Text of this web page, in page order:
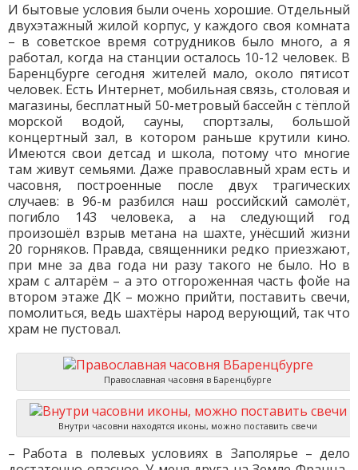
И бытовые условия были очень хорошие. Отдельный
двухэтажный жилой корпус, у каждого своя комната
– в советское время сотрудников было много, а я
работал, когда на станции осталось 10-12 человек. В
Баренцбурге сегодня жителей мало, около пятисот
человек. Есть Интернет, мобильная связь, столовая и
магазины, бесплатный 50-метровый бассейн с тёплой
морской водой, сауны, спортзалы, большой
концертный зал, в котором раньше крутили кино.
Имеются свои детсад и школа, потому что многие
там живут семьями. Даже православный храм есть и
часовня, построенные после двух трагических
случаев: в 96-м разбился наш российский самолёт,
погибло 143 человека, а на следующий год
произошёл взрыв метана на шахте, унёсший жизни
20 горняков. Правда, священники редко приезжают,
при мне за два года ни разу такого не было. Но в
храм с алтарём – а это отгороженная часть фойе на
втором этаже ДК – можно прийти, поставить свечи,
помолиться, ведь шахтёры народ верующий, так что
храм не пустовал.
Православная часовня в Баренцбурге
Внутри часовни находятся иконы, можно поставить свечи
– Работа в полевых условиях в Заполярье – дело